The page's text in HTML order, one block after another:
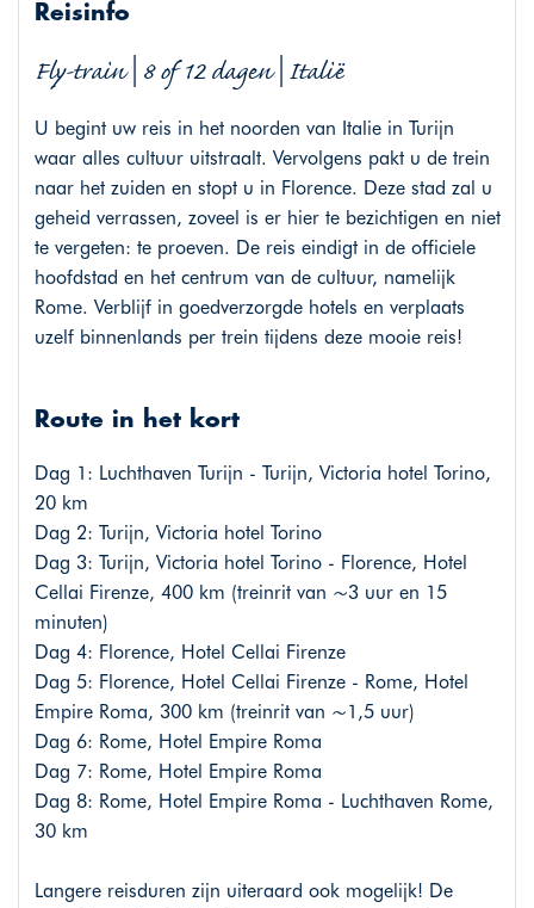
Reisinfo
Fly-train | 8 of 12 dagen | Italië
U begint uw reis in het noorden van Italie in Turijn
waar alles cultuur uitstraalt. Vervolgens pakt u de trein
naar het zuiden en stopt u in Florence. Deze stad zal u
geheid verrassen, zoveel is er hier te bezichtigen en niet
te vergeten: te proeven. De reis eindigt in de officiele
hoofdstad en het centrum van de cultuur, namelijk
Rome. Verblijf in goedverzorgde hotels en verplaats
uzelf binnenlands per trein tijdens deze mooie reis!
Route in het kort
Dag 1: Luchthaven Turijn - Turijn, Victoria hotel Torino,
20 km
Dag 2: Turijn, Victoria hotel Torino
Dag 3: Turijn, Victoria hotel Torino - Florence, Hotel
Cellai Firenze, 400 km (treinrit van ~3 uur en 15
minuten)
Dag 4: Florence, Hotel Cellai Firenze
Dag 5: Florence, Hotel Cellai Firenze - Rome, Hotel
Empire Roma, 300 km (treinrit van ~1,5 uur)
Dag 6: Rome, Hotel Empire Roma
Dag 7: Rome, Hotel Empire Roma
Dag 8: Rome, Hotel Empire Roma - Luchthaven Rome,
30 km
Langere reisduren zijn uiteraard ook mogelijk! De